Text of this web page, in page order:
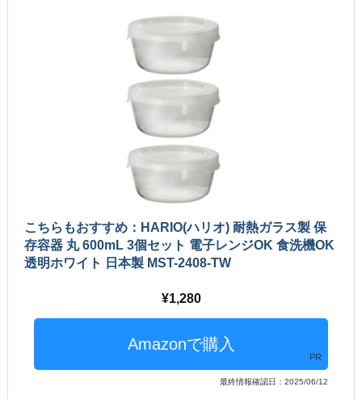
こちらもおすすめ：HARIO(ハリオ) 耐熱ガラス製 保
存容器 丸 600mL 3個セット 電子レンジOK 食洗機OK
透明ホワイト 日本製 MST-2408-TW
1,280
PR
最終情報確認日：2025/06/12